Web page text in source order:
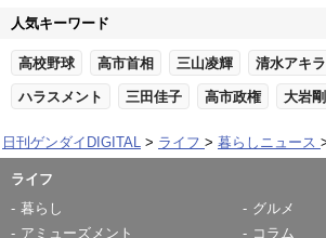
人気キーワード
高校野球 高市首相 三山凌輝 清水アキラ
ハラスメント 三田佳子 高市政権 大岩剛
日刊ゲンダイDIGITAL ライフ 暮らしニュース
ライフ
暮らし
グルメ
アミューズメント
コラム